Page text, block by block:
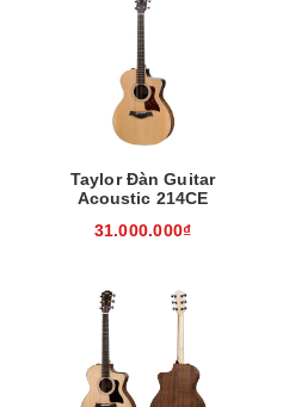
Taylor Đàn Guitar
Acoustic 214CE
31.000.000₫